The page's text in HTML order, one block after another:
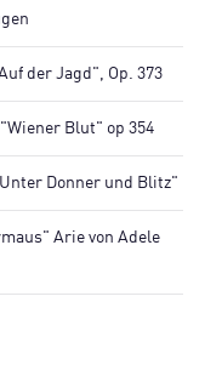
der Jagd", Op. 373
Blut" op 354
Donner und Blitz"
Arie von Adele